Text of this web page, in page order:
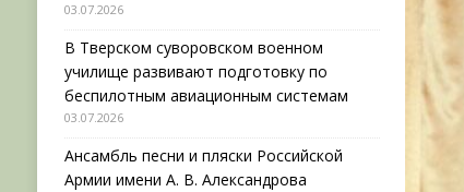
03.07.2026
В Тверском суворовском военном
училище развивают подготовку по
беспилотным авиационным системам
03.07.2026
Ансамбль песни и пляски Российской
Армии имени А. В. Александрова